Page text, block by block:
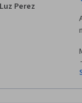
Luz Perez